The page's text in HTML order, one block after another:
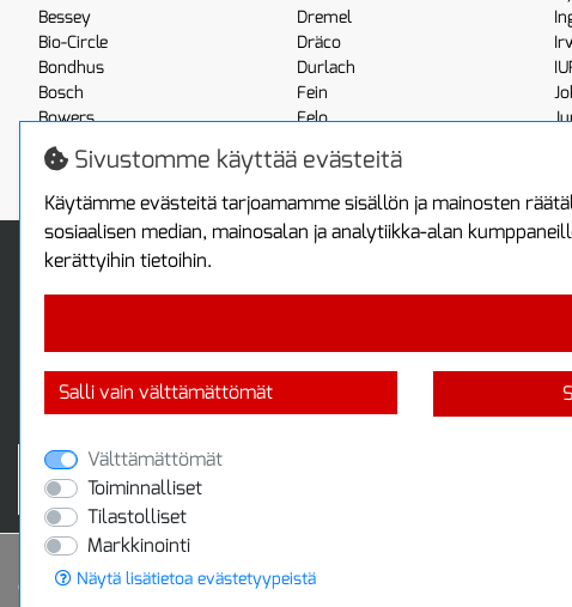
Bessey
Bio-Circle
Bondhus
Bosch
Bowers
Boxo
Brennenstuhl
Dremel
Dräco
Durlach
Fein
Felo
Fluke
Info
Yhteystiedot
Takuutietoa
Toimitus ja
Toimitustavat
Turvallista ostamista
Tax free / verovapaa myynti
© 2020 Protools Oy
Sivustomme käyttää evästeitä
Käytämme evästeitä tarjoamamme sisällön ja mainosten
sosiaalisen median, mainosalan ja analytiikka-alan
kerättyihin tietoihin.
Salli vain välttämättömät
Välttämättömät
Toiminnalliset
Tilastolliset
Markkinointi
Näytä lisätietoa evästetyypeistä